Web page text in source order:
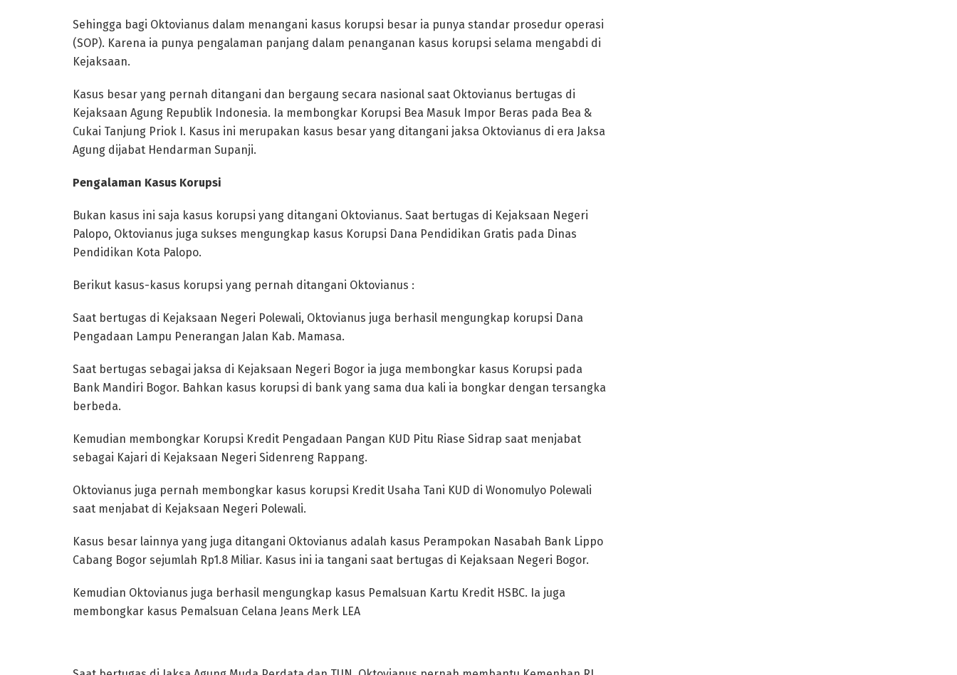
Sehingga bagi Oktovianus dalam menangani kasus korupsi besar ia punya standar prosedur operasi
(SOP). Karena ia punya pengalaman panjang dalam penanganan kasus korupsi selama mengabdi di
Kejaksaan.
Kasus besar yang pernah ditangani dan bergaung secara nasional saat Oktovianus bertugas di
Kejaksaan Agung Republik Indonesia. Ia membongkar Korupsi Bea Masuk Impor Beras pada Bea &
Cukai Tanjung Priok I. Kasus ini merupakan kasus besar yang ditangani jaksa Oktovianus di era Jaksa
Agung dijabat Hendarman Supanji.
Pengalaman Kasus Korupsi
Bukan kasus ini saja kasus korupsi yang ditangani Oktovianus. Saat bertugas di Kejaksaan Negeri
Palopo, Oktovianus juga sukses mengungkap kasus Korupsi Dana Pendidikan Gratis pada Dinas
Pendidikan Kota Palopo.
Berikut kasus-kasus korupsi yang pernah ditangani Oktovianus :
Saat bertugas di Kejaksaan Negeri Polewali, Oktovianus juga berhasil mengungkap korupsi Dana
Pengadaan Lampu Penerangan Jalan Kab. Mamasa.
Saat bertugas sebagai jaksa di Kejaksaan Negeri Bogor ia juga membongkar kasus Korupsi pada
Bank Mandiri Bogor. Bahkan kasus korupsi di bank yang sama dua kali ia bongkar dengan tersangka
berbeda.
Kemudian membongkar Korupsi Kredit Pengadaan Pangan KUD Pitu Riase Sidrap saat menjabat
sebagai Kajari di Kejaksaan Negeri Sidenreng Rappang.
Oktovianus juga pernah membongkar kasus korupsi Kredit Usaha Tani KUD di Wonomulyo Polewali
saat menjabat di Kejaksaan Negeri Polewali.
Kasus besar lainnya yang juga ditangani Oktovianus adalah kasus Perampokan Nasabah Bank Lippo
Cabang Bogor sejumlah Rp1.8 Miliar. Kasus ini ia tangani saat bertugas di Kejaksaan Negeri Bogor.
Kemudian Oktovianus juga berhasil mengungkap kasus Pemalsuan Kartu Kredit HSBC. Ia juga
membongkar kasus Pemalsuan Celana Jeans Merk LEA